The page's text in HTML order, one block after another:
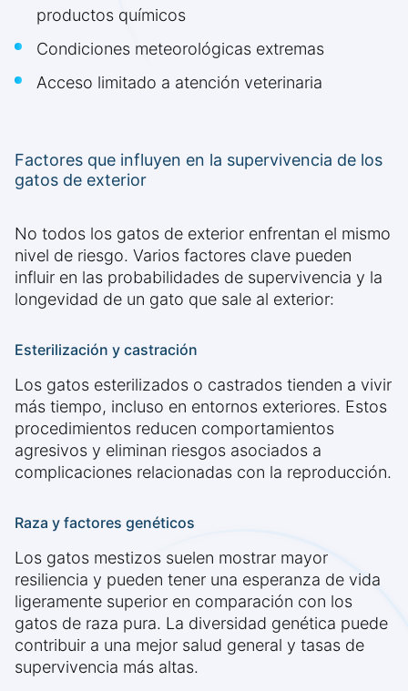
productos químicos
Condiciones meteorológicas extremas
Acceso limitado a atención veterinaria
Factores que influyen en la supervivencia de los
gatos de exterior
No todos los gatos de exterior enfrentan el mismo
nivel de riesgo. Varios factores clave pueden
influir en las probabilidades de supervivencia y la
longevidad de un gato que sale al exterior:
Esterilización y castración
Los gatos esterilizados o castrados tienden a vivir
más tiempo, incluso en entornos exteriores. Estos
procedimientos reducen comportamientos
agresivos y eliminan riesgos asociados a
complicaciones relacionadas con la reproducción.
Raza y factores genéticos
Los gatos mestizos suelen mostrar mayor
resiliencia y pueden tener una esperanza de vida
ligeramente superior en comparación con los
gatos de raza pura. La diversidad genética puede
contribuir a una mejor salud general y tasas de
supervivencia más altas.